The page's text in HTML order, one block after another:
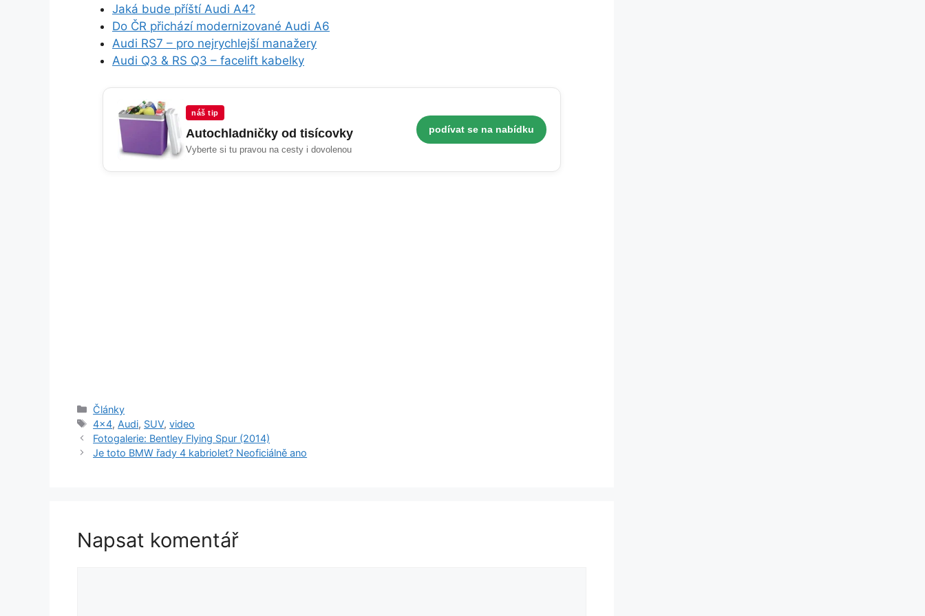
Jaká bude příští Audi A4?
Do ČR přichází modernizované Audi A6
Audi RS7 – pro nejrychlejší manažery
Audi Q3 & RS Q3 – facelift kabelky
náš tip
Autochladničky od tisícovky
Vyberte si tu pravou na cesty i dovolenou
podívat se na nabídku
Rubriky
Články
Štítky
4x4, Audi, SUV,video
Fotogalerie: Bentley Flying Spur (2014)
Je toto BMW řady 4 kabriolet? Neoficiálně ano
Napsat komentář